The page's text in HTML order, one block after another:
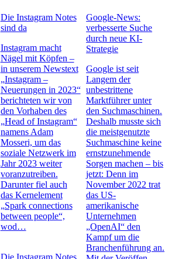
Die Instagram Notes
sind da
Instagram macht
Nägel mit Köpfen –
in unserem Newstext
„Instagram –
Neuerungen in 2023“
berichteten wir von
den Vorhaben des
„Head of Instagram“
namens Adam
Mosseri, um das
soziale Netzwerk im
Jahr 2023 weiter
voranzutreiben.
Darunter fiel auch
das Kernelement
„Spark connections
between people“,
wod…
Die Instagram Notes
Google-News:
verbesserte Suche
durch neue KI-
Strategie
Google ist seit
Langem der
unbestrittene
Marktführer unter
den Suchmaschinen.
Deshalb musste sich
die meistgenutzte
Suchmaschine keine
ernstzunehmende
Sorgen machen – bis
jetzt: Denn im
November 2022 trat
das US-
amerikanische
Unternehmen
„OpenAI“ den
Kampf um die
Branchenführung an.